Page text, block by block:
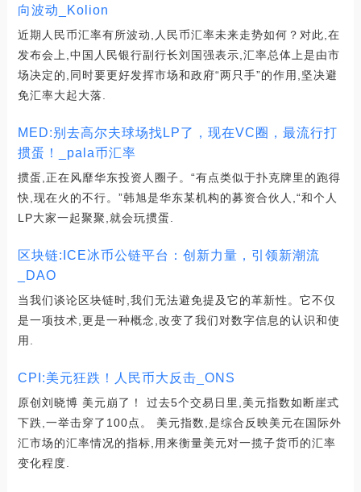
向波动_Kolion
近期人民币汇率有所波动,人民币汇率未来走势如何？对此,在
发布会上,中国人民银行副行长刘国强表示,汇率总体上是由市
场决定的,同时要更好发挥市场和政府“两只手”的作用,坚决避
免汇率大起大落.
MED:别去高尔夫球场找LP了，现在VC圈，最流行打
掼蛋！_pala币汇率
掼蛋,正在风靡华东投资人圈子。“有点类似于扑克牌里的跑得
快,现在火的不行。”韩旭是华东某机构的募资合伙人,“和个人
LP大家一起聚聚,就会玩掼蛋.
区块链:ICE冰币公链平台：创新力量，引领新潮流
_DAO
当我们谈论区块链时,我们无法避免提及它的革新性。它不仅
是一项技术,更是一种概念,改变了我们对数字信息的认识和使
用.
CPI:美元狂跌！人民币大反击_ONS
原创刘晓博 美元崩了！ 过去5个交易日里,美元指数如断崖式
下跌,一举击穿了100点。 美元指数,是综合反映美元在国际外
汇市场的汇率情况的指标,用来衡量美元对一揽子货币的汇率
变化程度.